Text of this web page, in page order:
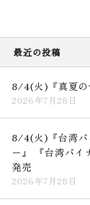
最近の投稿
8/4(火)『真夏の
2026年7月28日
8/4(火)『台湾パ
ー』 『台湾パイ
発売
2026年7月28日